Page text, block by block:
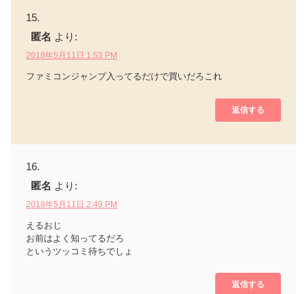
匿名 より:
2018年5月11日 1:53 PM
ファミコンジャンプ入ってるだけで買いだろこれ
返信する
匿名 より:
2018年5月11日 2:49 PM
えるおじ
お前はよく知ってるだろ
というツッコミ待ちでしょ
返信する